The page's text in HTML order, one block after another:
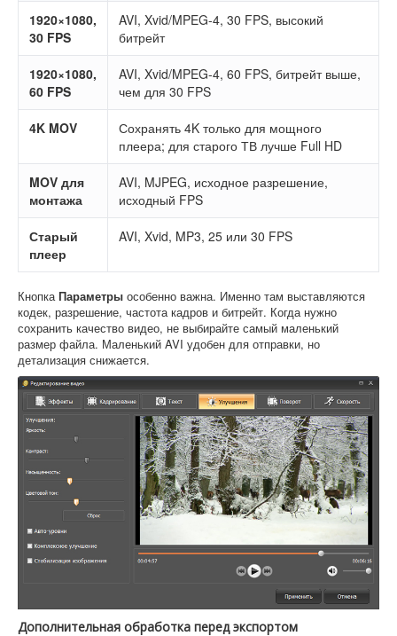
1920×1080,
30 FPS
AVI, Xvid/MPEG-4, 30 FPS, высокий
битрейт
1920×1080,
60 FPS
AVI, Xvid/MPEG-4, 60 FPS, битрейт выше,
чем для 30 FPS
4K MOV
Сохранять 4K только для мощного
плеера; для старого ТВ лучше Full HD
MOV для
монтажа
AVI, MJPEG, исходное разрешение,
исходный FPS
Старый
плеер
AVI, Xvid, MP3, 25 или 30 FPS
Кнопка Параметры особенно важна. Именно там выставляются
кодек, разрешение, частота кадров и битрейт. Когда нужно
сохранить качество видео, не выбирайте самый маленький
размер файла. Маленький AVI удобен для отправки, но
детализация снижается.
Дополнительная обработка перед экспортом